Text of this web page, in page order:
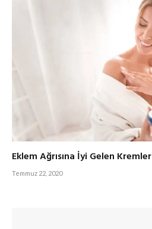
Eklem Ağrısına İyi Gelen Kremler
Temmuz 22, 2020